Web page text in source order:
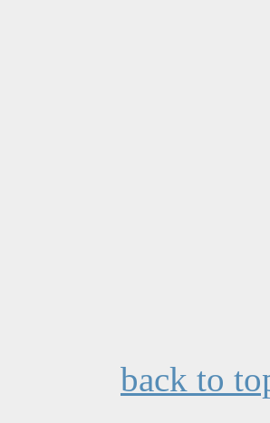
back to